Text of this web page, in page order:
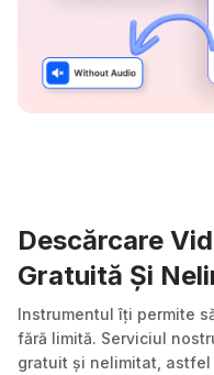
Descărcare
Gratuită Și
Instrumentul îți permite
fără limită. Serviciul
gratuit și nelimitat,